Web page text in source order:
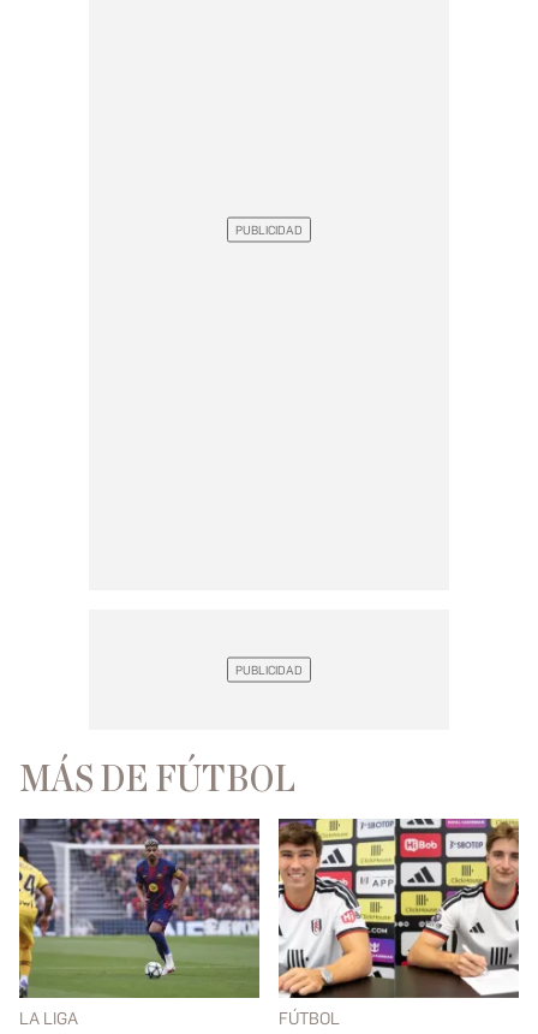
MÁS DE FÚTBOL
LA LIGA FÚTBOL